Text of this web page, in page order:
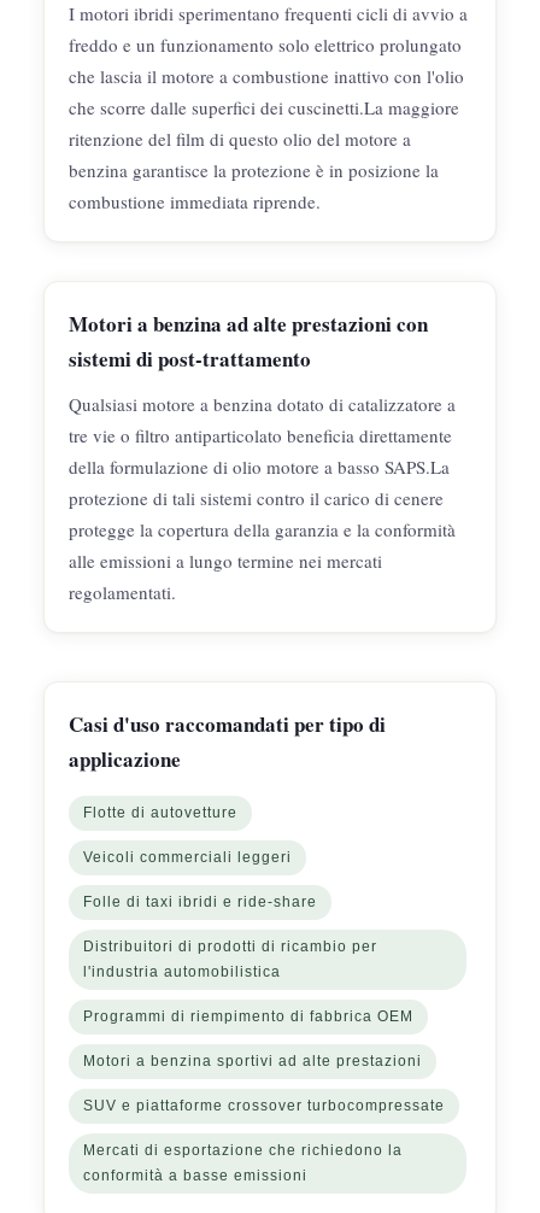
I motori ibridi sperimentano frequenti cicli di avvio a
freddo e un funzionamento solo elettrico prolungato
che lascia il motore a combustione inattivo con l'olio
che scorre dalle superfici dei cuscinetti.La maggiore
ritenzione del film di questo olio del motore a
benzina garantisce la protezione è in posizione la
combustione immediata riprende.
Motori a benzina ad alte prestazioni con
sistemi di post-trattamento
Qualsiasi motore a benzina dotato di catalizzatore a
tre vie o filtro antiparticolato beneficia direttamente
della formulazione di olio motore a basso SAPS.La
protezione di tali sistemi contro il carico di cenere
protegge la copertura della garanzia e la conformità
alle emissioni a lungo termine nei mercati
regolamentati.
Casi d'uso raccomandati per tipo di
applicazione
Flotte di autovetture
Veicoli commerciali leggeri
Folle di taxi ibridi e ride-share
Distribuitori di prodotti di ricambio per
l'industria automobilistica
Programmi di riempimento di fabbrica OEM
Motori a benzina sportivi ad alte prestazioni
SUV e piattaforme crossover turbocompressate
Mercati di esportazione che richiedono la
conformità a basse emissioni